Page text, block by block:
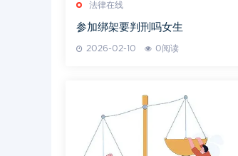
法律在线
参加绑架要判刑吗女生
2026-02-10 0阅读